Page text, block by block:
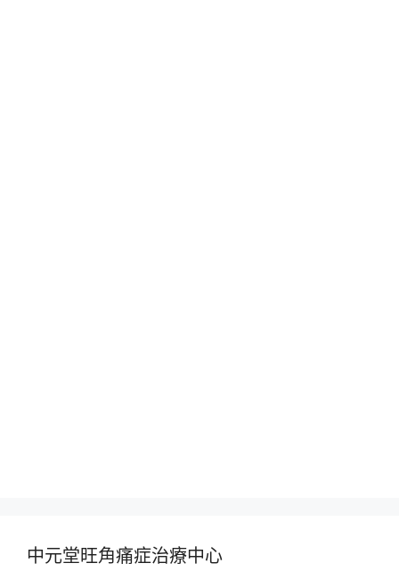
中元堂旺角痛症治療中心